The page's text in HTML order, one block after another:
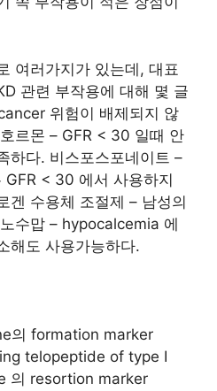
여러가지가 있는데, 대표
관련 부작용에 대해 몇 글
위험이 배제되지 않
르몬 – GFR < 30 일때 안
하다. 비스포스포네이트 –
< 30 에서 사용하지
겐 수용체 조절제 – 남성의
수맙 – hypocalcemia 에
해도 사용가능하다.
의 formation marker
telopeptide of type I
의 resortion marker